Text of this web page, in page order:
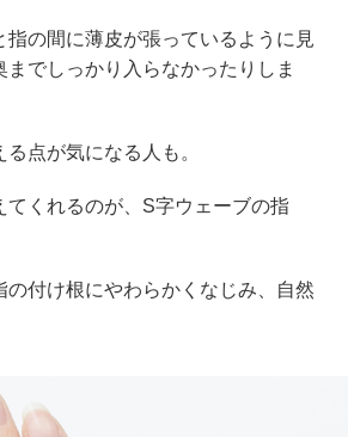
指の間に薄皮が張っているように見
までしっかり入らなかったりしま
点が気になる人も。
てくれるのが、S字ウェーブの指
の付け根にやわらかくなじみ、自然